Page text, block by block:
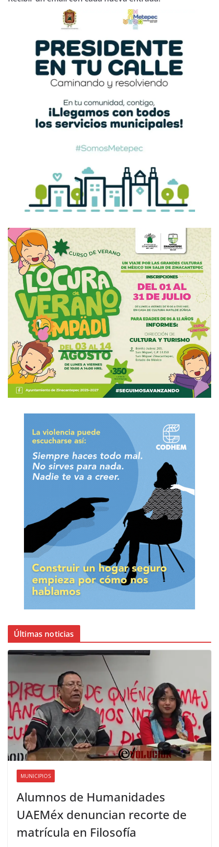
Últimas noticias
MUNICIPIOS
Alumnos de Humanidades
UAEMéx denuncian recorte de
matrícula en Filosofía